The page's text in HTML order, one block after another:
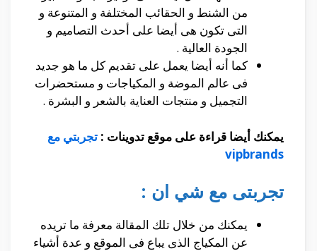
من الشنط و الحقائب المختلفة و المتنوعة و
التى تكون هى أيضا على أحدث التصاميم و
الجودة العالية .
كما أنه أيضا يعمل على تقديم كل ما هو جديد
فى عالم الموضة و المكياجات و مستحضرات
التجميل و منتجات العناية بالشعر و البشرة .
يمكنك أيضا قراءة على موقع تدوينات : تجربتي مع
vipbrands
تجربتى مع شي ان :
يمكنك من خلال تلك المقالة معرفة ما تريده
عن المكياج الذى يباع فى الموقع و عدة أشياء